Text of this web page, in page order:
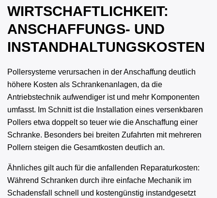
WIRTSCHAFTLICHKEIT:
ANSCHAFFUNGS- UND
INSTANDHALTUNGSKOSTEN
Pollersysteme verursachen in der Anschaffung deutlich
höhere Kosten als Schrankenanlagen, da die
Antriebstechnik aufwendiger ist und mehr Komponenten
umfasst. Im Schnitt ist die Installation eines versenkbaren
Pollers etwa doppelt so teuer wie die Anschaffung einer
Schranke. Besonders bei breiten Zufahrten mit mehreren
Pollern steigen die Gesamtkosten deutlich an.
Ähnliches gilt auch für die anfallenden Reparaturkosten:
Während Schranken durch ihre einfache Mechanik im
Schadensfall schnell und kostengünstig instandgesetzt